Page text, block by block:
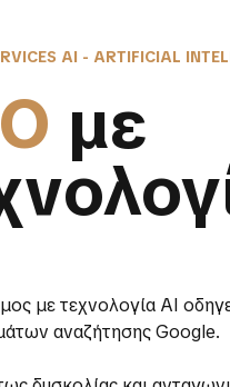
AI - ARTIFICIAL
με
με τεχνολογία AI
αναζήτησης Google.